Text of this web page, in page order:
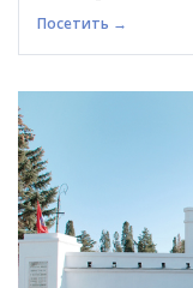
Посетить →